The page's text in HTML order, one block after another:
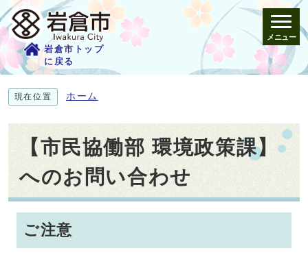
岩倉市トップ
に戻る
メニュー
現在位置 ホーム
【市民協働部 環境政策課】
へのお問い合わせ
ご注意